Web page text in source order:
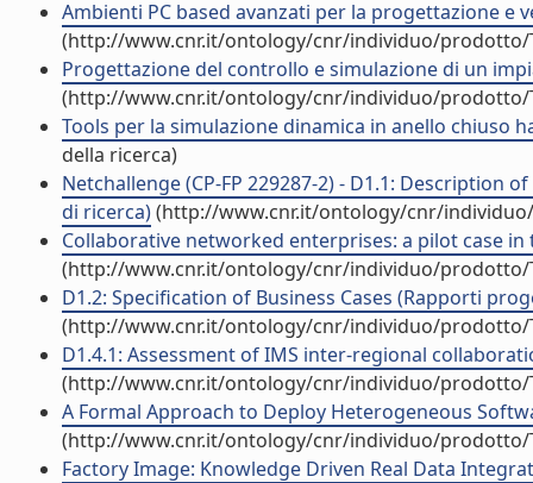
Ambienti PC based avanzati per la progettazione
(http://www.cnr.it/ontology/cnr/individuo/prodotto/
Progettazione del controllo e simulazione di un
(http://www.cnr.it/ontology/cnr/individuo/prodotto/
Tools per la simulazione dinamica in anello chiuso
della ricerca)
Netchallenge (CP-FP 229287-2) - D1.1:
di ricerca)(http://www.cnr.it/ontology/cnr/
Collaborative networked enterprises: a pilot case
(http://www.cnr.it/ontology/cnr/individuo/prodotto/
D1.2: Specification of Business Cases (Rapporti
(http://www.cnr.it/ontology/cnr/individuo/prodotto/
D1.4.1: Assessment of IMS inter-regional
(http://www.cnr.it/ontology/cnr/individuo/prodotto/
A Formal Approach to Deploy Heterogeneous
(http://www.cnr.it/ontology/cnr/individuo/prodotto/
Factory Image: Knowledge Driven Real Data